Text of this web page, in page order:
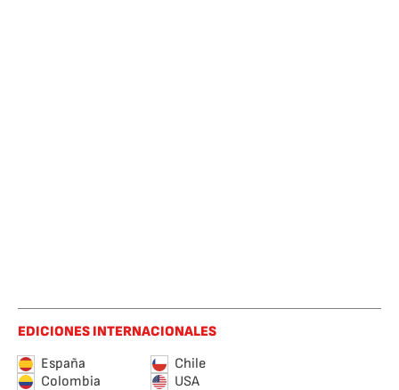
EDICIONES INTERNACIONALES
España
Chile
Colombia
USA